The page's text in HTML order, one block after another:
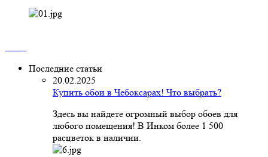
Последние статьи
20.02.2025
Купить обои в Чебоксарах! Что выбрать?
Здесь вы найдете огромный выбор обоев для
любого помещения! В Инком более 1 500
расцветок в наличии.